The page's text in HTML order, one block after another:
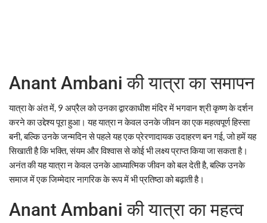
Anant Ambani की यात्रा का समापन
यात्रा के अंत में, 9 अप्रैल को उनका द्वारकाधीश मंदिर में भगवान श्री कृष्ण के दर्शन
करने का उद्देश्य पूरा हुआ। यह यात्रा न केवल उनके जीवन का एक महत्वपूर्ण हिस्सा
बनी, बल्कि उनके जन्मदिन से पहले यह एक प्रेरणादायक उदाहरण बन गई, जो हमें यह
सिखाती है कि भक्ति, संयम और विश्वास से कोई भी लक्ष्य प्राप्त किया जा सकता है।
अनंत की यह यात्रा न केवल उनके आध्यात्मिक जीवन को बल देती है, बल्कि उनके
समाज में एक जिम्मेदार नागरिक के रूप में भी प्रतिष्ठा को बढ़ाती है।
Anant Ambani की यात्रा का महत्व